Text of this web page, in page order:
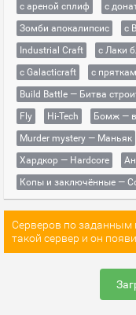
с ареной сплиф
с
Зомби апокалипсис
с
Industrial Craft
с Лаки
с Galacticraft
с
Build Battle — Битва
Fly
Hi-Tech
Бомж —
Murder mystery — Маньяк
Хардкор — Hardcore
Копы и заключённые —
Серверов по заданным
такой сервер и он